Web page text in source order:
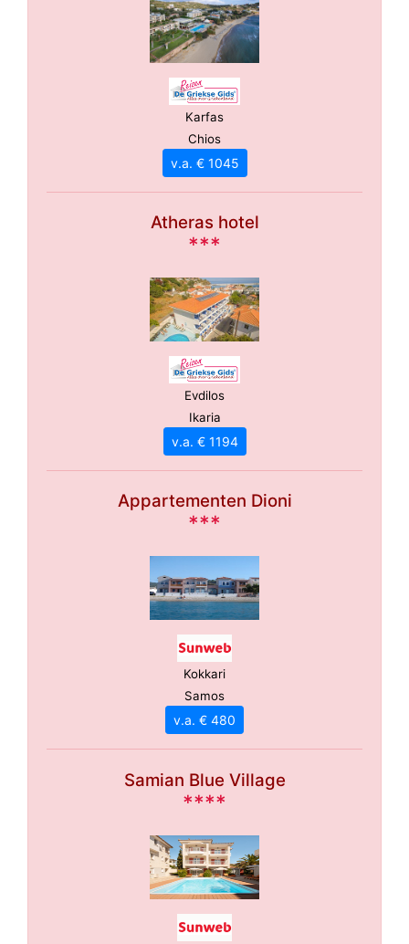
Karfas
Chios
v.a. € 1045
Atheras hotel
***
Evdilos
Ikaria
v.a. € 1194
Appartementen Dioni
***
Kokkari
Samos
v.a. € 480
Samian Blue Village
****